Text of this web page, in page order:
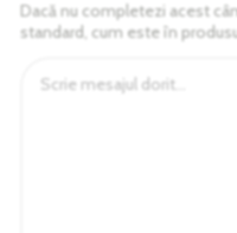
Dacă nu completezi acest
standard, cum este în